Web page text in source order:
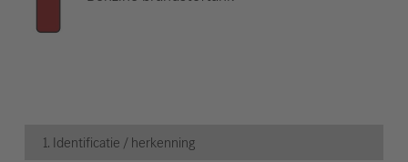
1. Identificatie / herkenning